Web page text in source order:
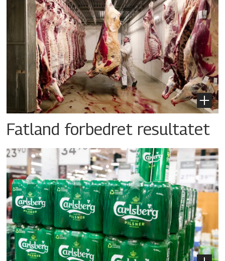
Fatland forbedret resultatet